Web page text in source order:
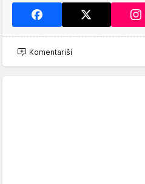
Komentariši